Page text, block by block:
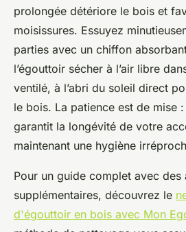
prolongée détériore le bois et
moisissures. Essuyez
parties avec un chiffon
l’égouttoir sécher à l’air libre
ventilé, à l’abri du soleil direct
le bois. La patience est de mise
garantit la longévité de votre
maintenant une hygiène
Pour un guide complet avec des
supplémentaires, découvrez le
d'égouttoir en bois avec Mon